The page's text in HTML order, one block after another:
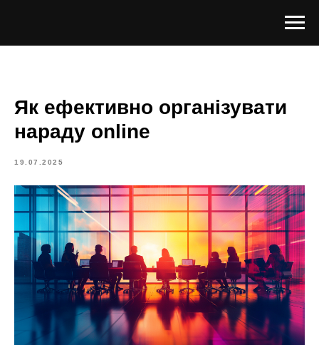
Як ефективно організувати
нараду online
19.07.2025